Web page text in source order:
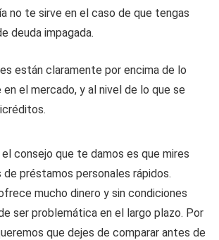
no te sirve en el caso de que tengas
deuda impagada.
están claramente por encima de lo
en el mercado, y al nivel de lo que se
el consejo que te damos es que mires
préstamos personales rápidos.
mucho dinero y sin condiciones
ser problemática en el largo plazo. Por
que dejes de comparar antes de